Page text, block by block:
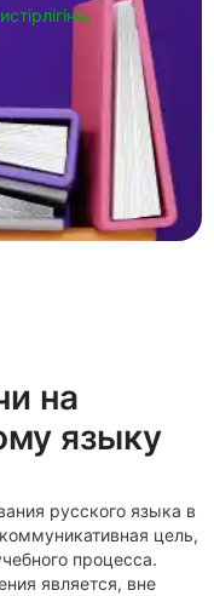
на
языку
русского языка в
цель,
процесса.
является, вне